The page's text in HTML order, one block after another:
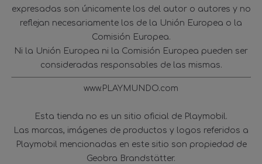
expresadas son únicamente los del autor o autores y no
reflejan necesariamente los de la Unión Europea o la
Comisión Europea.
Ni la Unión Europea ni la Comisión Europea pueden ser
consideradas responsables de las mismas.
www.PLAYMUNDO.com
Esta tienda no es un sitio oficial de Playmobil.
Las marcas, imágenes de productos y logos referidos a
Playmobil mencionadas en este sitio son propiedad de
Geobra Brandstätter.